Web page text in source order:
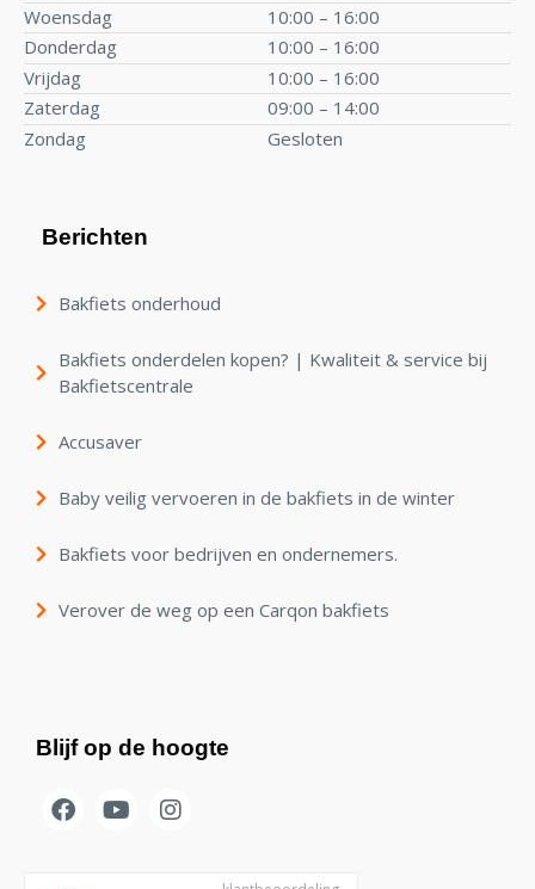
Woensdag
10:00 – 16:00
Donderdag
10:00 – 16:00
Vrijdag
10:00 – 16:00
Zaterdag
09:00 – 14:00
Zondag
Gesloten
Berichten
Bakfiets onderhoud
Bakfiets onderdelen kopen? | Kwaliteit & service bij
Bakfietscentrale
Accusaver
Baby veilig vervoeren in de bakfiets in de winter
Bakfiets voor bedrijven en ondernemers.
Verover de weg op een Carqon bakfiets
Blijf op de hoogte